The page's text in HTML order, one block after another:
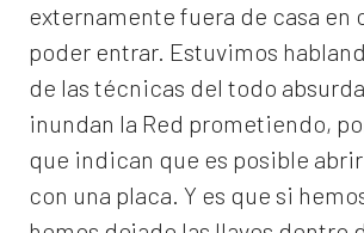
externamente fuera de casa en
poder entrar. Estuvimos
de las técnicas del todo
inundan la Red prometiendo,
que indican que es posible
con una placa. Y es que si